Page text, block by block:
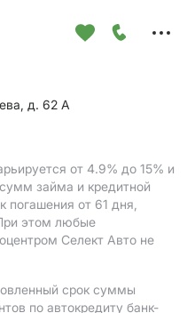
д. 62 А
от 4.9% до 15% и
займа и кредитной
от 61 дня,
этом любые
Селект Авто не
срок суммы
по автокредиту банк-